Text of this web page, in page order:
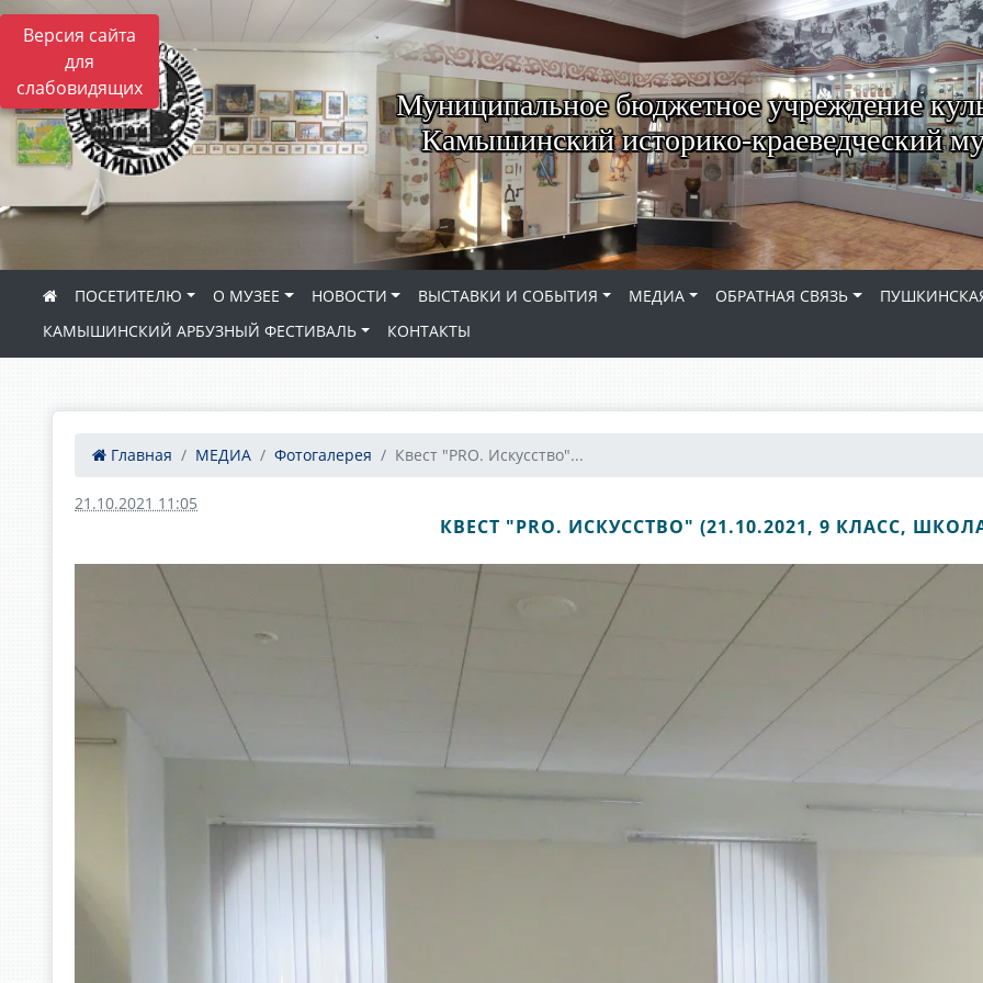
Версия сайта
для
слабовидящих
Муниципальное бюджетное учреждение
Камышинский историко-краеведческий
ПОСЕТИТЕЛЮ О МУЗЕЕ НОВОСТИ ВЫСТАВКИ И СОБЫТИЯ МЕДИА ОБРАТНАЯ СВЯЗЬ
КАМЫШИНСКИЙ АРБУЗНЫЙ ФЕСТИВАЛЬ
КОНТАКТЫ
Главная МЕДИА Фотогалерея Квест "PRO. Искусство"...
21.10.2021 11:05
КВЕСТ "PRO. ИСКУССТВО" (21.10.2021, 9 КЛАСС,